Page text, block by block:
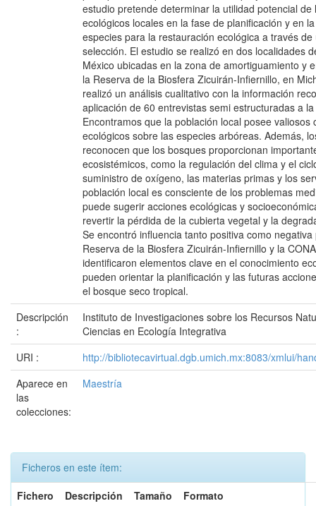
estudio pretende determinar la utilidad potencial de
ecológicos locales en la fase de planificación y en
especies para la restauración ecológica a través
selección. El estudio se realizó en dos localidades
México ubicadas en la zona de amortiguamiento y
la Reserva de la Biosfera Zicuirán-Infiernillo, en
realizó un análisis cualitativo con la información
aplicación de 60 entrevistas semi estructuradas a
Encontramos que la población local posee valiosos
ecológicos sobre las especies arbóreas. Además,
reconocen que los bosques proporcionan
ecosistémicos, como la regulación del clima y el
suministro de oxígeno, las materias primas y los
población local es consciente de los problemas
puede sugerir acciones ecológicas y
revertir la pérdida de la cubierta vegetal y la
Se encontró influencia tanto positiva como
Reserva de la Biosfera Zicuirán-Infiernillo y la
identificaron elementos clave en el conocimiento
pueden orientar la planificación y las futuras
el bosque seco tropical.
Descripción
:
Instituto de Investigaciones sobre los Recursos
Ciencias en Ecología Integrativa
URI :
http://bibliotecavirtual.dgb.umich.mx:8083/xmlui/
Aparece en
las
colecciones:
Maestría
Ficheros en este ítem:
Fichero
Descripción Tamaño
Formato